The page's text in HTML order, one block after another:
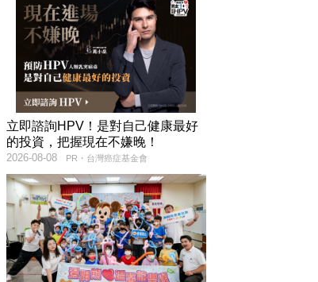
立即諮詢HPV！是對自己健康最好
的投資，把握現在不嫌晚！
PR・台灣癌症基金會
2026-08-08